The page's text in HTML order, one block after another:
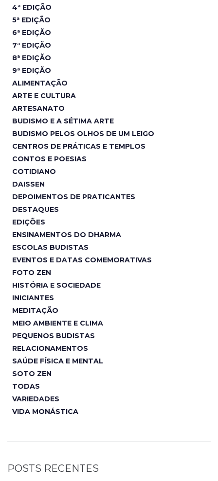
4ª EDIÇÃO
5ª EDIÇÃO
6ª EDIÇÃO
7ª EDIÇÃO
8ª EDIÇÃO
9ª EDIÇÃO
ALIMENTAÇÃO
ARTE E CULTURA
ARTESANATO
BUDISMO E A SÉTIMA ARTE
BUDISMO PELOS OLHOS DE UM LEIGO
CENTROS DE PRÁTICAS E TEMPLOS
CONTOS E POESIAS
COTIDIANO
DAISSEN
DEPOIMENTOS DE PRATICANTES
DESTAQUES
EDIÇÕES
ENSINAMENTOS DO DHARMA
ESCOLAS BUDISTAS
EVENTOS E DATAS COMEMORATIVAS
FOTO ZEN
HISTÓRIA E SOCIEDADE
INICIANTES
MEDITAÇÃO
MEIO AMBIENTE E CLIMA
PEQUENOS BUDISTAS
RELACIONAMENTOS
SAÚDE FÍSICA E MENTAL
SOTO ZEN
TODAS
VARIEDADES
VIDA MONÁSTICA
POSTS RECENTES